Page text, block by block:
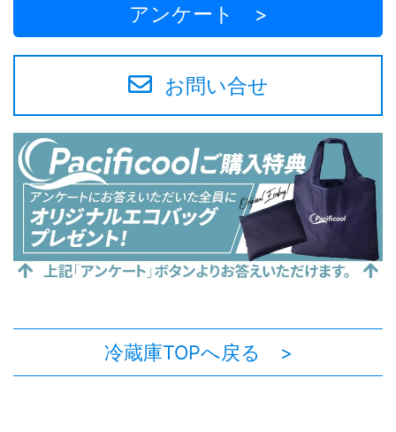
アンケート >
お問い合せ
冷蔵庫TOPへ戻る >